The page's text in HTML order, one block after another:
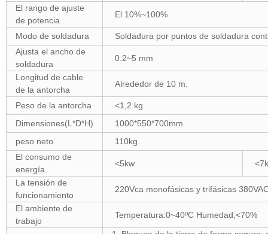
El rango de ajuste
de potencia
El 10%~100%
Modo de soldadura
Soldadura por puntos de soldadura
Ajusta el ancho de
soldadura
0.2~5 mm
Longitud de cable
de la antorcha
Alrededor de 10 m.
Peso de la antorcha
<1,2 kg.
Dimensiones(L*D*H)
1000*550*700mm
peso neto
110kg.
El consumo de
energía
<5kw
La tensión de
funcionamiento
220Vca monofásicas y trifásicas
El ambiente de
trabajo
Temperatura:0~40ºC Humedad,<70%